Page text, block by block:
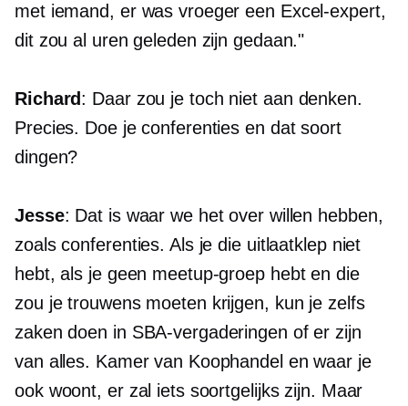
met iemand, er was vroeger een Excel-expert,
dit zou al uren geleden zijn gedaan."
Richard: Daar zou je toch niet aan denken.
Precies. Doe je conferenties en dat soort
dingen?
Jesse: Dat is waar we het over willen hebben,
zoals conferenties. Als je die uitlaatklep niet
hebt, als je geen meetup-groep hebt en die
zou je trouwens moeten krijgen, kun je zelfs
zaken doen in SBA-vergaderingen of er zijn
van alles. Kamer van Koophandel en waar je
ook woont, er zal iets soortgelijks zijn. Maar